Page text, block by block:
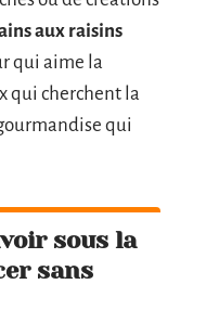
aux raisins
qui aime la
qui cherchent la
qui
sous la
sans